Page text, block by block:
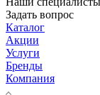
Задать вопрос
Каталог
Акции
Услуги
Бренды
Компания